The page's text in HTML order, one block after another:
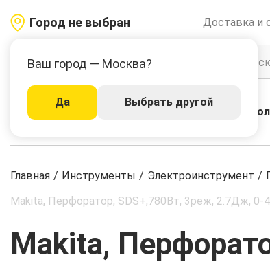
Город не выбран
Ваш город — Москва?
Да Выбрать другой
Доставка и
Каталог Акции
Главная / Инструменты / Электроинструмент /
Makita, Перфоратор, SDS+,780Вт, 3реж, 2.7Дж,
Makita,